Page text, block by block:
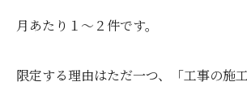
月あたり１～２件です。
限定する理由はただ一つ、「工事の施